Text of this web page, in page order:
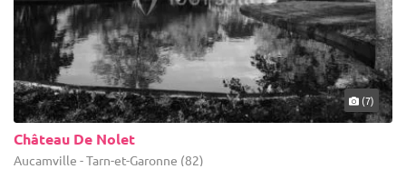
(7)
Château De Nolet
Aucamville - Tarn-et-Garonne (82)